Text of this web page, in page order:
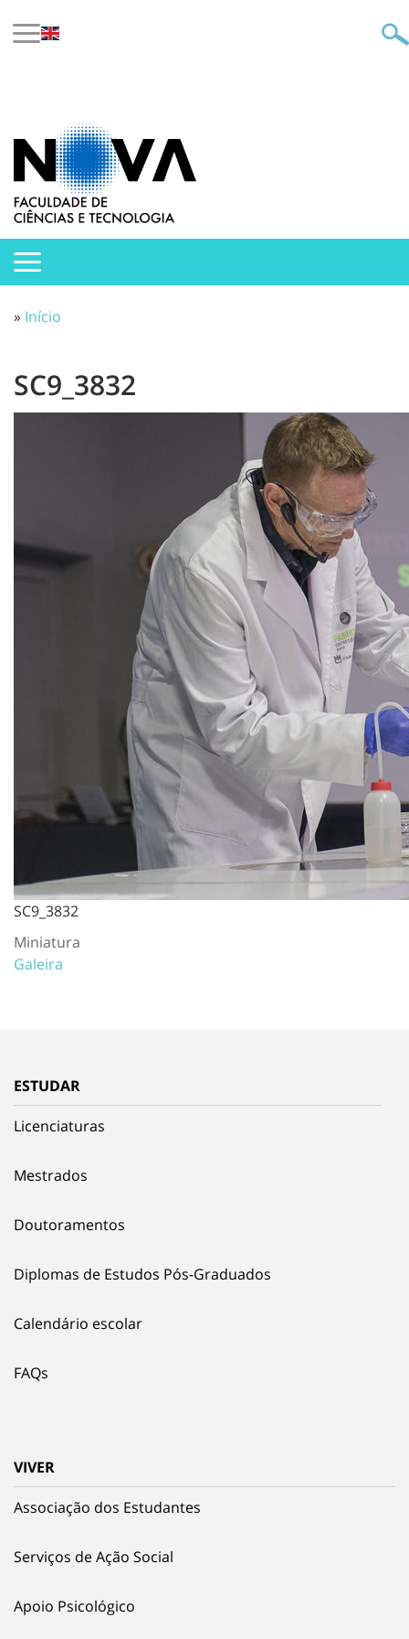
» Início
SC9_3832
SC9_3832
Miniatura
Galeira
ESTUDAR
Licenciaturas
Mestrados
Doutoramentos
Diplomas de Estudos Pós-Graduados
Calendário escolar
FAQs
VIVER
Associação dos Estudantes
Serviços de Ação Social
Apoio Psicológico